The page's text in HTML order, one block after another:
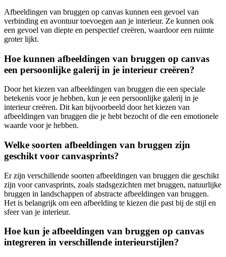
Afbeeldingen van bruggen op canvas kunnen een gevoel van
verbinding en avontuur toevoegen aan je interieur. Ze kunnen ook
een gevoel van diepte en perspectief creëren, waardoor een ruimte
groter lijkt.
Hoe kunnen afbeeldingen van bruggen op canvas
een persoonlijke galerij in je interieur creëren?
Door het kiezen van afbeeldingen van bruggen die een speciale
betekenis voor je hebben, kun je een persoonlijke galerij in je
interieur creëren. Dit kan bijvoorbeeld door het kiezen van
afbeeldingen van bruggen die je hebt bezocht of die een emotionele
waarde voor je hebben.
Welke soorten afbeeldingen van bruggen zijn
geschikt voor canvasprints?
Er zijn verschillende soorten afbeeldingen van bruggen die geschikt
zijn voor canvasprints, zoals stadsgezichten met bruggen, natuurlijke
bruggen in landschappen of abstracte afbeeldingen van bruggen.
Het is belangrijk om een afbeelding te kiezen die past bij de stijl en
sfeer van je interieur.
Hoe kun je afbeeldingen van bruggen op canvas
integreren in verschillende interieurstijlen?